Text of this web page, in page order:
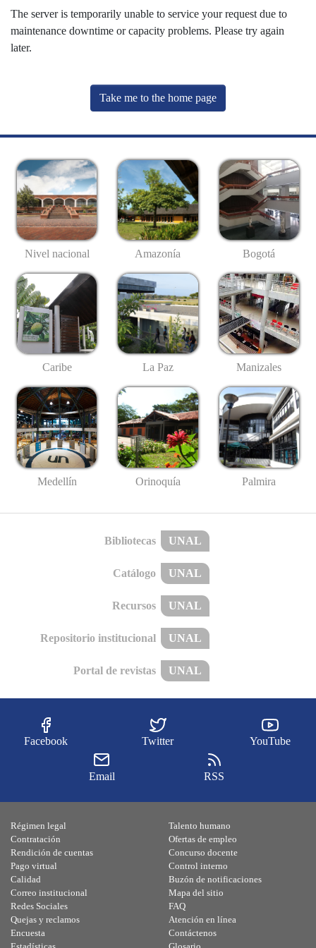
The server is temporarily unable to service your request due to
maintenance downtime or capacity problems. Please try again
later.
Take me to the home page
Nivel nacional Amazonía Bogotá
Caribe La Paz Manizales
Medellín Orinoquía Palmira
Bibliotecas UNAL
Catálogo UNAL
Recursos UNAL
Repositorio institucional UNAL
Portal de revistas UNAL
Facebook Twitter YouTube
Email RSS
Régimen legal
Contratación
Rendición de cuentas
Pago virtual
Calidad
Talento humano
Ofertas de empleo
Concurso docente
Control interno
Buzón de notificaciones
Correo institucional
Redes Sociales
Quejas y reclamos
Encuesta
Mapa del sitio
FAQ
Atención en línea
Contáctenos